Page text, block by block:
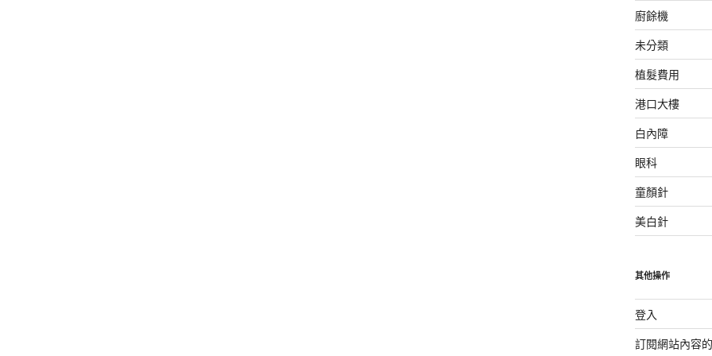
廚餘機
未分類
植髮費用
港口大樓
白內障
眼科
童顏針
美白針
其他操作
登入
訂閱網站內容